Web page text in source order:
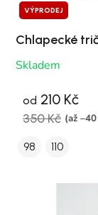
VÝPRODEJ
Chlapecké
Skladem
od 210 Kč
350 Kč (až
98 110